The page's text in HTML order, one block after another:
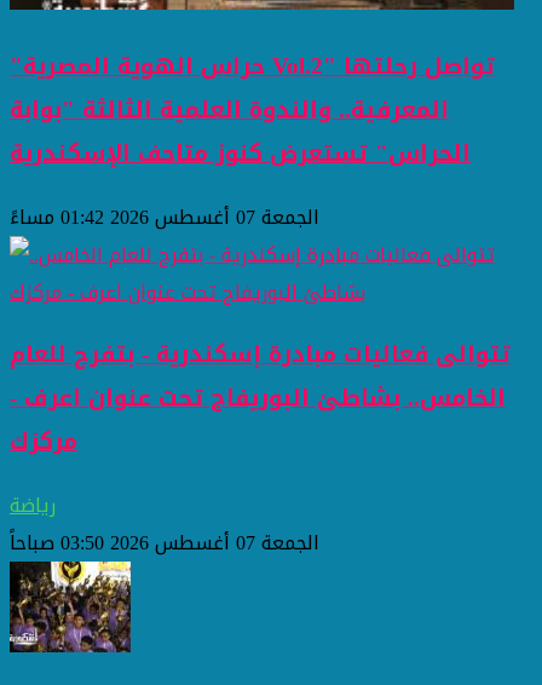
"حراس الهوية المصرية Vol.2" تواصل رحلتها
المعرفية.. والندوة العلمية الثالثة "بوابة
الحراس" تستعرض كنوز متاحف الإسكندرية
الجمعة 07 أغسطس 2026 01:42 مساءً
تتوالى فعاليات مبادرة إسكندرية - بتفرح للعام
الخامس.. بشاطئ البوريفاج تحت عنوان اعرف -
مركزك
رياضة
الجمعة 07 أغسطس 2026 03:50 صباحاً